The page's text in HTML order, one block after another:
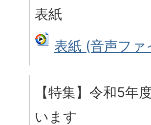
表紙
表紙 (音声フ
【特集】令和5年
います